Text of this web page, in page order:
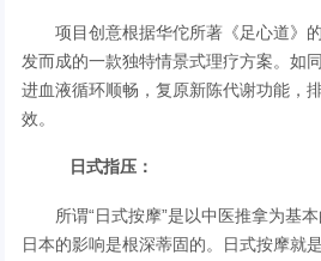
项目创意根据华佗所著《足心道》
发而成的一款独特情景式理疗方案。如
进血液循环顺畅，复原新陈代谢功能，
效。
日式指压：
所谓“日式按摩”是以中医推拿为基
日本的影响是根深蒂固的。日式按摩就